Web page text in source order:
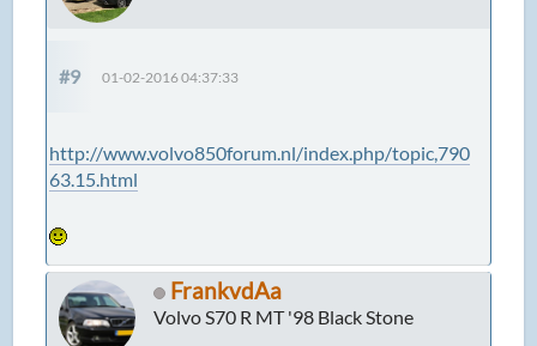
#9 01-02-2016 04:37:33
http://www.volvo850forum.nl/index.php/topic,790
63.15.html
FrankvdAa
Volvo S70 R MT '98 Black Stone